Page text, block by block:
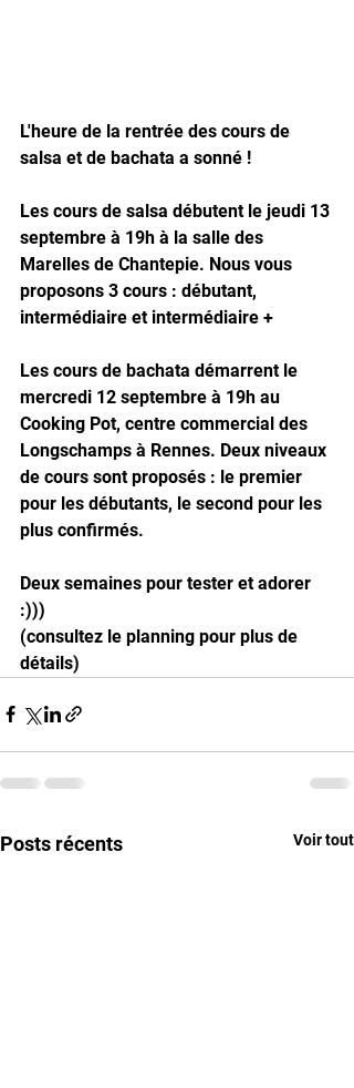
L'heure de la rentrée des cours de
salsa et de bachata a sonné !
Les cours de salsa débutent le jeudi 13
septembre à 19h à la salle des
Marelles de Chantepie. Nous vous
proposons 3 cours : débutant,
intermédiaire et intermédiaire +
Les cours de bachata démarrent le
mercredi 12 septembre à 19h au
Cooking Pot, centre commercial des
Longschamps à Rennes. Deux niveaux
de cours sont proposés : le premier
pour les débutants, le second pour les
plus confirmés.
Deux semaines pour tester et adorer
:)))
(consultez le planning pour plus de
détails)
Posts récents Voir tout